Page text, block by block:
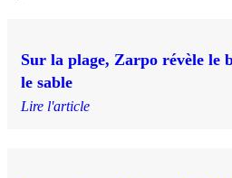
Sur la plage, Zarpo révèle le
le sable
Lire l'article